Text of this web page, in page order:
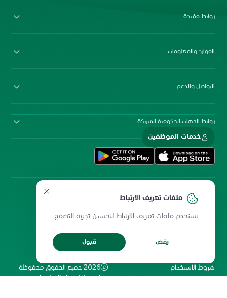
ملفات تعريف الارتباط
نستخدم ملفات تعريف الارتباط لتحسين تجربة التصفح.
رفض قبول
روابط مفيدة
الموارد والمعلومات
التواصل والدعم
روابط الجهات الحكومية الشريكة
خدمات الموظفين
سياسة الخصوصية
حقوق إعادة الطبع
شروط الاستخدام
2026 جميع الحقوق محفوظة
لمستشفى الملك فيصل